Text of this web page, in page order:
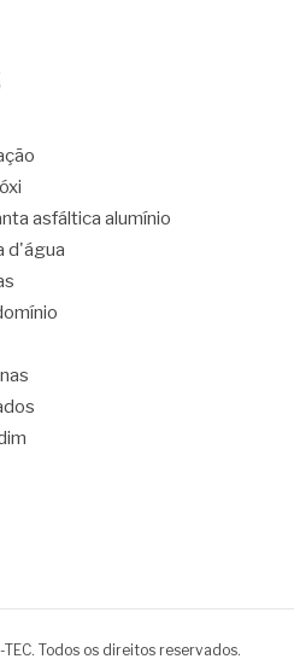
asfáltica alumínio
d'água
Todos os direitos reservados.